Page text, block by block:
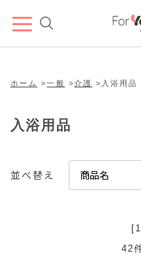
ホーム >一般 >介護 > 入浴用品
入浴用品
並べ替え
42